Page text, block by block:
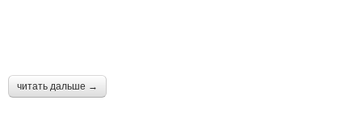
читать дальше →